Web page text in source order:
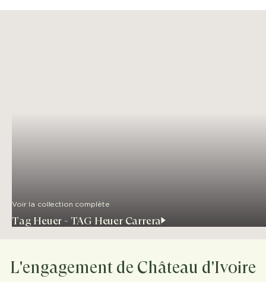
Voir la collection complète
Tag Heuer - TAG Heuer Carrera
L'engagement de Château d'Ivoire